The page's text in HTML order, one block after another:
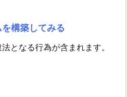
構築してみる
となる行為が含まれます。